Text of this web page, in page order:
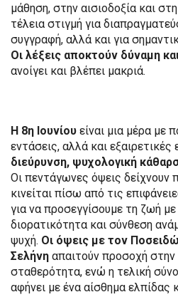
μάθηση, στην αισιοδοξία και
τέλεια στιγμή για
συγγραφή, αλλά και για
Οι λέξεις αποκτούν δύναμη
ανοίγει και βλέπει μακριά.
Η 8η Ιουνίου είναι μια μέρα με
εντάσεις, αλλά και εξαιρετικές
διεύρυνση, ψυχολογική
Οι πεντάγωνες όψεις δείχνουν
κινείται πίσω από τις
για να προσεγγίσουμε τη ζωή
διορατικότητα και σύνθεση
ψυχή. Οι όψεις με τον
Σελήνη απαιτούν προσοχή στην
σταθερότητα, ενώ η τελική
αφήνει με ένα αίσθημα ελπίδας